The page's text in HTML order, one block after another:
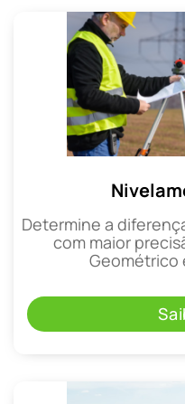
Determine a
com maior
Geométrico